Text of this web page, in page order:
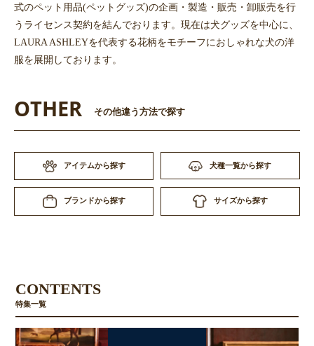
お買い物を続ける カートへ進む
式のペット用品(ペットグッズ)の企画・製造・販売・卸販売を行
うライセンス契約を結んでおります。現在は犬グッズを中心に、
LAURA ASHLEYを代表する花柄をモチーフにおしゃれな犬の洋
服を展開しております。
OTHER その他違う方法で探す
アイテムから探す 犬種一覧から探す
ブランドから探す サイズから探す
CONTENTS
特集一覧